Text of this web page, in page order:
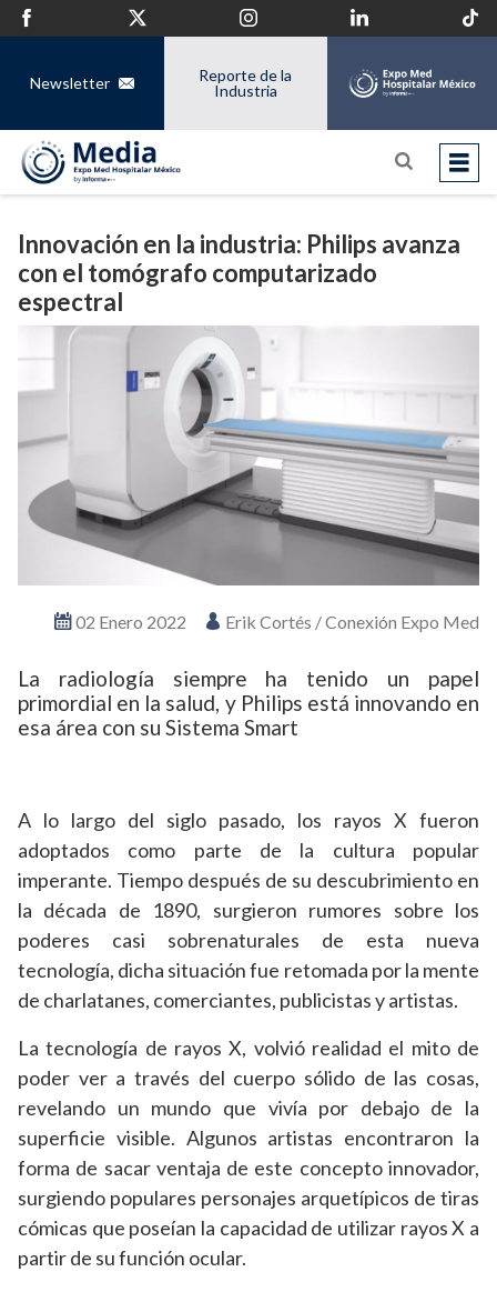
Newsletter
Reporte de la
Industria
Innovación en la industria: Philips avanza
con el tomógrafo computarizado
espectral
02 Enero 2022 Erik Cortés / Conexión Expo Med
La radiología siempre ha tenido un papel
primordial en la salud, y Philips está innovando en
esa área con su Sistema Smart
A lo largo del siglo pasado, los rayos X fueron
adoptados como parte de la cultura popular
imperante. Tiempo después de su descubrimiento en
la década de 1890, surgieron rumores sobre los
poderes casi sobrenaturales de esta nueva
tecnología, dicha situación fue retomada por la mente
de charlatanes, comerciantes, publicistas y artistas.
La tecnología de rayos X, volvió realidad el mito de
poder ver a través del cuerpo sólido de las cosas,
revelando un mundo que vivía por debajo de la
superficie visible. Algunos artistas encontraron la
forma de sacar ventaja de este concepto innovador,
surgiendo populares personajes arquetípicos de tiras
cómicas que poseían la capacidad de utilizar rayos X a
partir de su función ocular.